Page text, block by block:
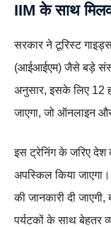
IIM के साथ
सरकार ने टूरिस्ट
(आईआईएम) जैसे बड़े
अनुसार, इसके लिए 12
जाएगा, जो ऑनलाइन
इस ट्रेनिंग के जरिए देश
अपस्किल किया
की जानकारी दी जाएगी,
पर्यटकों के साथ बेहतर